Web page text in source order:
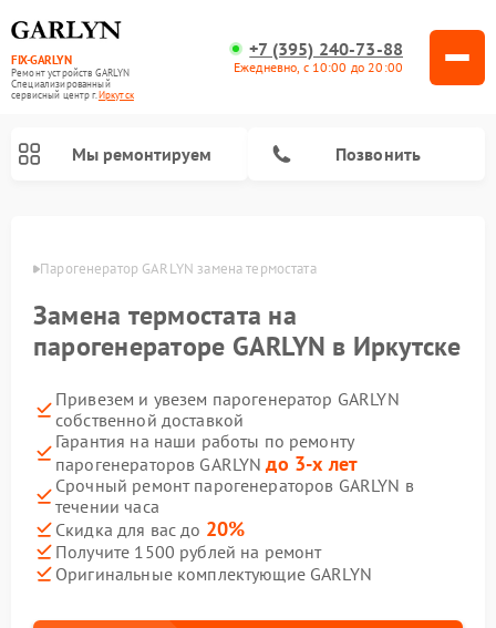
FIX-GARLYN
Ремонт устройств GARLYN
Специализированный
cервисный центр г.Иркутск
+7 (395) 240-73-88
Ежедневно, с 10:00 до 20:00
Мы ремонтируем Позвонить
Парогенератор GARLYN замена термостата
Замена термостата на
парогенераторе GARLYN в Иркутске
Привезем и увезем парогенератор GARLYN
собственной доставкой
Гарантия на наши работы по ремонту
парогенераторов GARLYNдо 3-х лет
Срочный ремонт парогенераторов GARLYN в
течении часа
Скидка для вас до 20%
Получите 1500 рублей на ремонт
Оригинальные комплектующие GARLYN